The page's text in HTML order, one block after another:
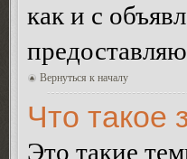
как и с
Вернуться к началу
Что такое
Это такие